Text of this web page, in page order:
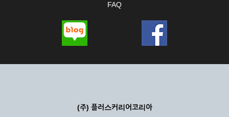
④ 회사는 제 2항 및 제 3항의 사유로 서비스의 제공이 일시적
여 배상하지 않습니다.
제3장 권리 및 의무
공할 수 있도록 최선의 노력을 다하여야 합니다.
FAQ
(주) 플러스커리어코리아